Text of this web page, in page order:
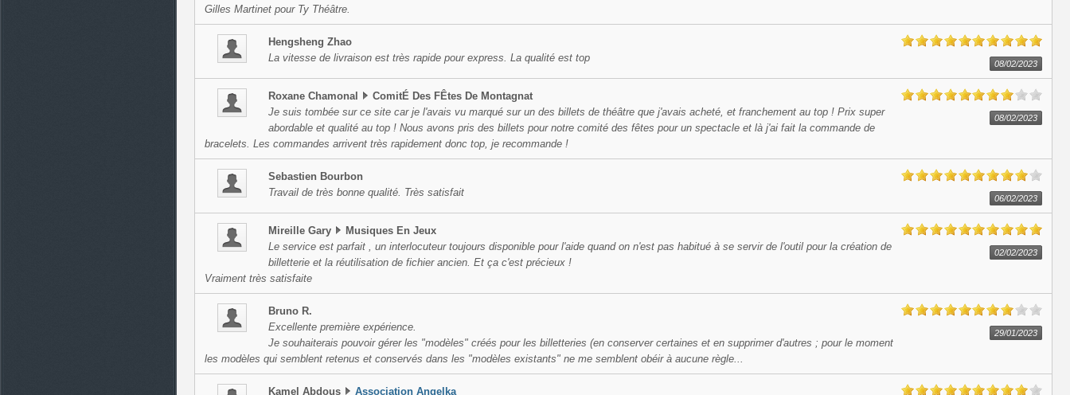
Gilles Martinet pour Ty Théâtre.
08/02/2023
Hengsheng Zhao
La vitesse de livraison est très rapide pour express. La qualité est top
08/02/2023
Roxane Chamonal
ComitÉ Des FÊtes De Montagnat
Je suis tombée sur ce site car je l'avais vu marqué sur un des billets de théâtre que j'avais acheté, et franchement au top ! Prix super
abordable et qualité au top ! Nous avons pris des billets pour notre comité des fêtes pour un spectacle et là j'ai fait la commande de
bracelets. Les commandes arrivent très rapidement donc top, je recommande !
06/02/2023
Sebastien Bourbon
Travail de très bonne qualité. Très satisfait
02/02/2023
Mireille Gary
Musiques En Jeux
Le service est parfait , un interlocuteur toujours disponible pour l'aide quand on n'est pas habitué à se servir de l'outil pour la création de
billetterie et la réutilisation de fichier ancien. Et ça c'est précieux !
Vraiment très satisfaite
29/01/2023
Bruno R.
Excellente première expérience.
Je souhaiterais pouvoir gérer les "modèles" créés pour les billetteries (en conserver certaines et en supprimer d'autres ; pour le moment
les modèles qui semblent retenus et conservés dans les "modèles existants" ne me semblent obéir à aucune règle...
Kamel Abdous Association Angelka